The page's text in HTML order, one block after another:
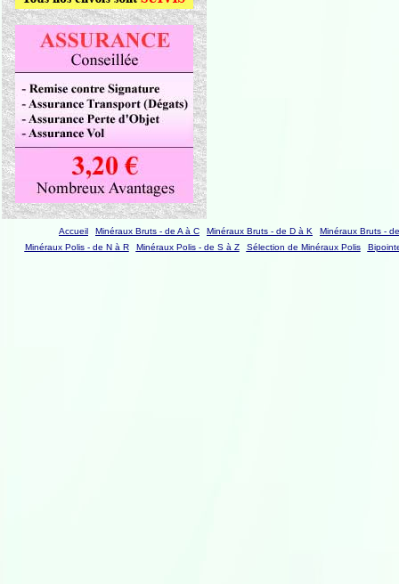
Accueil Minéraux Bruts - de A à C Minéraux Bruts - de D à K
Minéraux Bruts -
Minéraux Polis - de N à R
Minéraux Polis - de S à Z Sélection de Minéraux Polis